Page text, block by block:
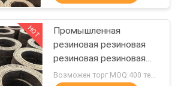
крена
23
HOT
Промышленная
резиновая резиновая
резиновая резиновая
резиновая резиновая